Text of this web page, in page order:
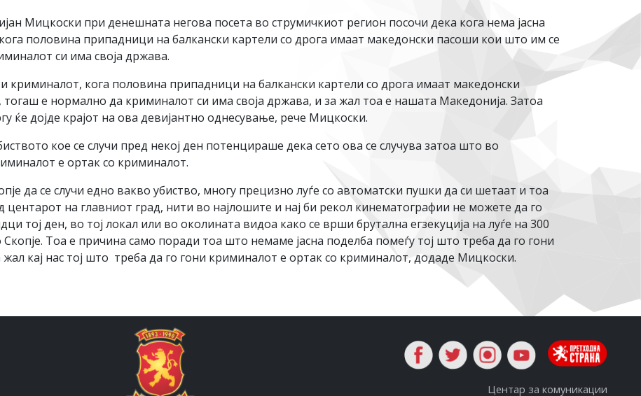
Мицкоски при денешната негова посета во струмичкиот регион посочи дека кога нема јасна
половина припадници на балкански картели со дрога имаат македонски пасоши кои што им се
си има своја држава.
и криминалот, кога половина припадници на балкански картели со дрога имаат македонски
е нормално да криминалот си има своја држава, и за жал тоа е нашата Македонија. Затоа
ќе дојде крајот на ова девијантно однесување, рече Мицкоски.
кое се случи пред некој ден потенцираше дека сето ова се случува затоа што во
е ортак со криминалот.
да се случи едно вакво убиство, многу прецизно луѓе со автоматски пушки да си шетаат и тоа
центарот на главниот град, нити во најлошите и нај би рекол кинематографии не можете да го
тој ден, во тој локал или во околината видоа како се врши брутална егзекуција на луѓе на 300
Тоа е причина само поради тоа што немаме јасна поделба помеѓу тој што треба да го гони
кај нас тој што треба да го гони криминалот е ортак со криминалот, додаде Мицкоски.
Центар за комуникации